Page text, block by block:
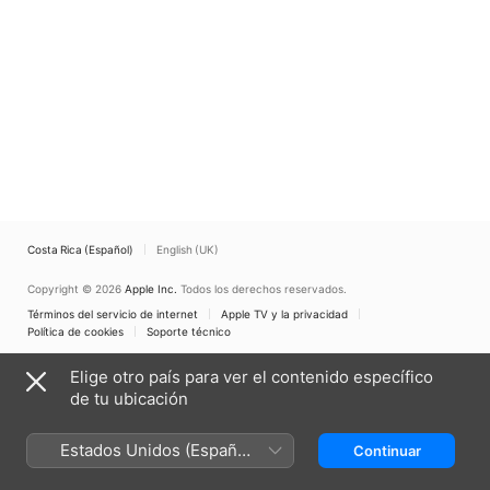
Costa Rica (Español) English (UK)
Copyright © 2026 Apple Inc. Todos los derechos reservados.
Términos del servicio de internet
Apple TV y la privacidad
Política de cookies
Soporte técnico
Elige otro país para ver el contenido específico
de tu ubicación
Estados Unidos (Español
México)
Continuar